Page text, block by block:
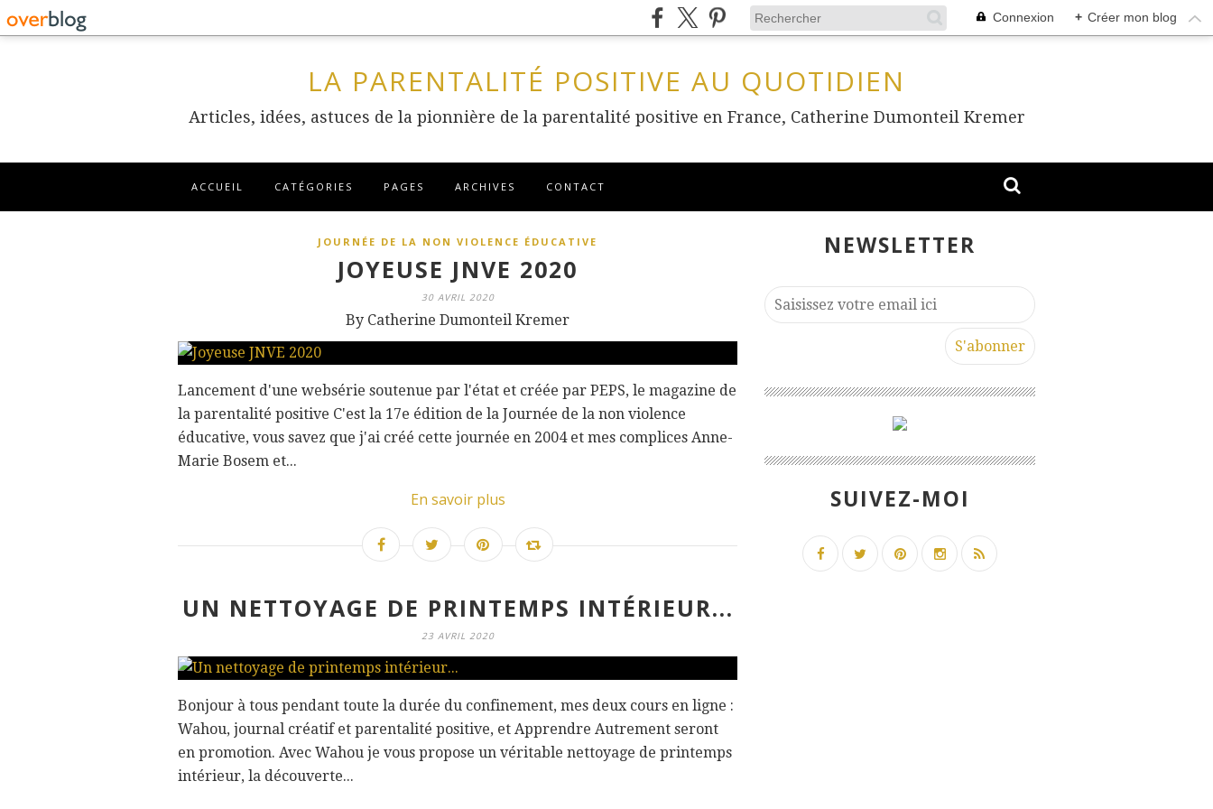
Connexion + Créer mon blog
LA PARENTALITÉ POSITIVE AU QUOTIDIEN
Articles, idées, astuces de la pionnière de la parentalité positive en France, Catherine Dumonteil Kremer
ACCUEIL CATÉGORIES PAGES ARCHIVES CONTACT
JOURNÉE DE LA NON VIOLENCE ÉDUCATIVE
JOYEUSE JNVE 2020
30 AVRIL 2020
By Catherine Dumonteil Kremer
Lancement d'une websérie soutenue par l'état et créée par PEPS, le magazine de
la parentalité positive C'est la 17e édition de la Journée de la non violence
éducative, vous savez que j'ai créé cette journée en 2004 et mes complices Anne-
Marie Bosem et...
En savoir plus
UN NETTOYAGE DE PRINTEMPS INTÉRIEUR...
23 AVRIL 2020
Bonjour à tous pendant toute la durée du confinement, mes deux cours en ligne :
Wahou, journal créatif et parentalité positive, et Apprendre Autrement seront
en promotion. Avec Wahou je vous propose un véritable nettoyage de printemps
intérieur, la découverte...
NEWSLETTER
SUIVEZ-MOI